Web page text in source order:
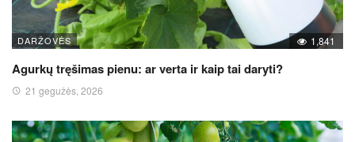
DARŽOVĖS 1,841
Agurkų tręšimas pienu: ar verta ir kaip tai daryti?
21 gegužės, 2026